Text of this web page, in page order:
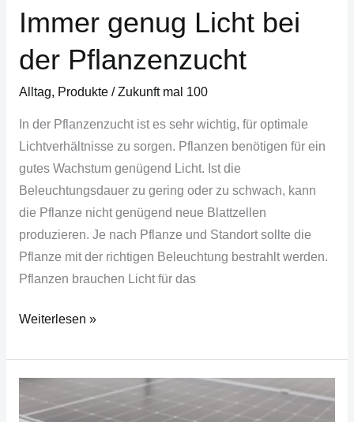
Immer genug Licht bei
der Pflanzenzucht
Alltag, Produkte/Zukunft mal 100
In der Pflanzenzucht ist es sehr wichtig, für optimale
Lichtverhältnisse zu sorgen. Pflanzen benötigen für ein
gutes Wachstum genügend Licht. Ist die
Beleuchtungsdauer zu gering oder zu schwach, kann
die Pflanze nicht genügend neue Blattzellen
produzieren. Je nach Pflanze und Standort sollte die
Pflanze mit der richtigen Beleuchtung bestrahlt werden.
Pflanzen brauchen Licht für das
Weiterlesen »
oft